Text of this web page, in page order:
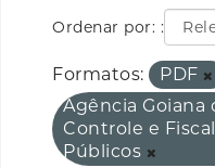
Ordenar por:
Formatos: PDF
Agência Goiana
Controle e
Públicos